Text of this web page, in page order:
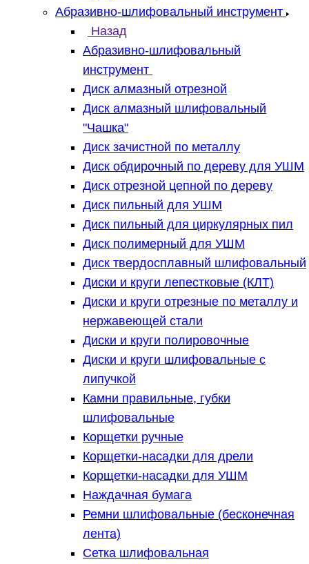
Абразивно-шлифовальный инструмент
Назад
Абразивно-шлифовальный
инструмент
Диск алмазный отрезной
Диск алмазный шлифовальный
"Чашка"
Диск зачистной по металлу
Диск обдирочный по дереву для УШМ
Диск отрезной цепной по дереву
Диск пильный для УШМ
Диск пильный для циркулярных пил
Диск полимерный для УШМ
Диск твердосплавный шлифовальный
Диски и круги лепестковые (КЛТ)
Диски и круги отрезные по металлу и
нержавеющей стали
Диски и круги полировочные
Диски и круги шлифовальные с
липучкой
Камни правильные, губки
шлифовальные
Корщетки ручные
Корщетки-насадки для дрели
Корщетки-насадки для УШМ
Наждачная бумага
Ремни шлифовальные (бесконечная
лента)
Сетка шлифовальная